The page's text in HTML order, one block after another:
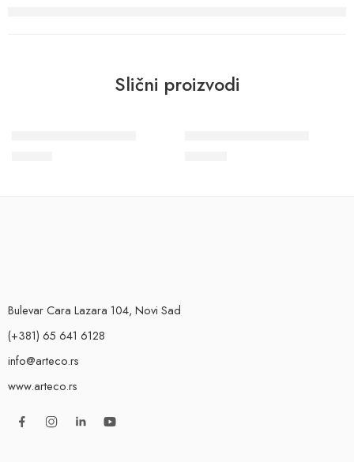
Slični proizvodi
Bulevar Cara Lazara 104, Novi Sad
(+381) 65 641 6128
info@arteco.rs
www.arteco.rs